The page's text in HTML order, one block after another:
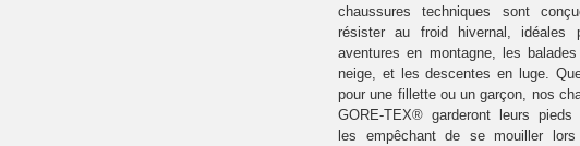
chaussures techniques sont
résister au froid hivernal, idéales
aventures en montagne, les
neige, et les descentes en luge.
pour une fillette ou un garçon, nos
GORE-TEX® garderont leurs pieds
les empêchant de se mouiller